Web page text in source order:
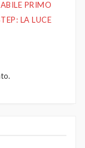
PRIMO
LA LUCE